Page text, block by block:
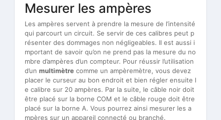
Mesurer les ampères
Les ampères servent à prendre la mesure de l’intensité
qui parcourt un circuit. Se servir de ces calibres peut p
résenter des dommages non négligeables. Il est aussi i
mportant de savoir qu’on ne prend pas la mesure du no
mbre d’ampères d’un compteur. Pour réussir l’utilisation
d’un multimètre comme un ampèremètre, vous devez
placer le curseur au bon endroit et bien régler ensuite l
e calibre sur 20 ampères. Par la suite, le câble noir doit
être placé sur la borne COM et le câble rouge doit être
placé sur la borne A. Vous pourrez ainsi mesurer les a
mpères sur un appareil connecté ou branché.